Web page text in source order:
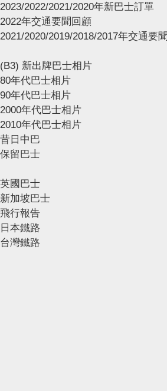
2023/2022/2021/2020年新巴士訂單
2022年交通要聞回顧
2021/2020/2019/2018/2017年交通要
(B3) 新出牌巴士相片
80年代巴士相片
90年代巴士相片
2000年代巴士相片
2010年代巴士相片
昔日中巴
保留巴士
英國巴士
新加坡巴士
飛行報告
日本鐵路
台灣鐵路